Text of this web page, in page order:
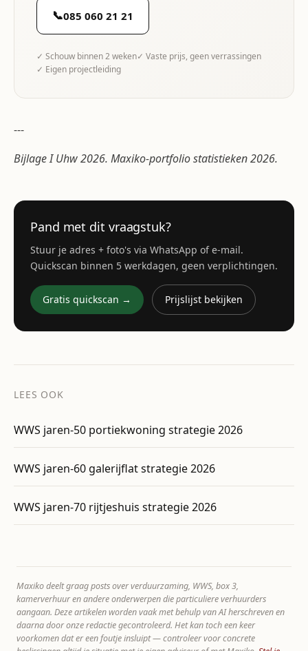
📞085 060 21 21
✓ Schouw binnen 2 weken✓ Vaste prijs, geen verrassingen
✓ Eigen projectleiding
---
Bijlage I Uhw 2026. Maxiko-portfolio statistieken 2026.
Pand met dit vraagstuk?
Stuur je adres + foto's via WhatsApp of e-mail.
Quickscan binnen 5 werkdagen, geen verplichtingen.
Gratis quickscan → Prijslijst bekijken
LEES OOK
WWS jaren-50 portiekwoning strategie 2026
WWS jaren-60 galerijflat strategie 2026
WWS jaren-70 rijtjeshuis strategie 2026
Maxiko deelt graag posts over verduurzaming, WWS, box 3,
kamerverhuur en andere onderwerpen die particuliere verhuurders
aangaan. Deze artikelen worden vaak met behulp van AI herschreven en
daarna door onze redactie gecontroleerd. Het kan toch een keer
voorkomen dat er een foutje insluipt — controleer voor concrete